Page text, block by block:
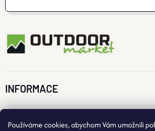
Používáme cookies, abychom Vám umožnili
INFORMACE
O NÁKUPU